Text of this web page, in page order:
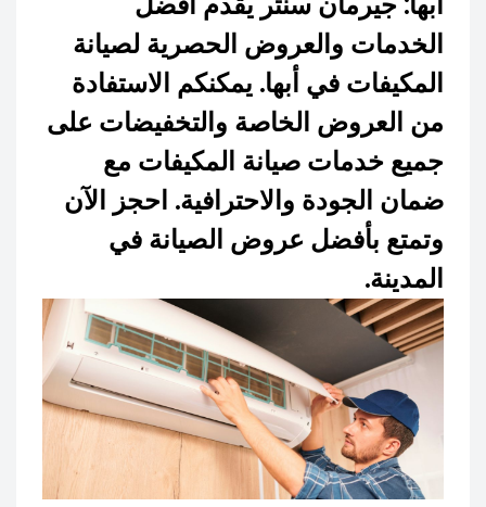
الخدمات والعروض الحصرية لصيانة
المكيفات في أبها. يمكنكم الاستفادة
من العروض الخاصة والتخفيضات على
جميع خدمات صيانة المكيفات مع
ضمان الجودة والاحترافية. احجز الآن
وتمتع بأفضل عروض الصيانة في
المدينة.